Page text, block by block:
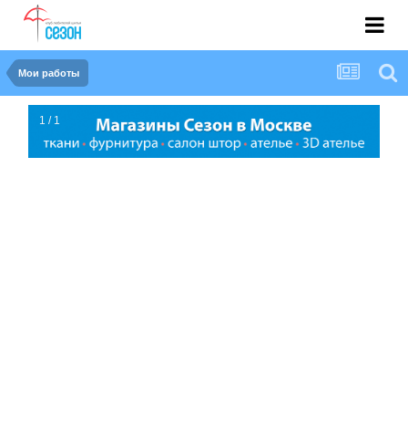
Мои работы
1 / 1